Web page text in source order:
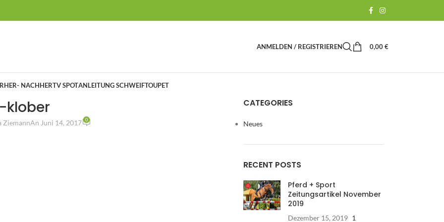
ANMELDEN / REGISTRIEREN 0,00€
NACHHERTV SPOTANLEITUNG SCHWEIFTOUPET
klober
ZiemannAn Juni 14, 2017 0
CATEGORIES
Neues
RECENT POSTS
Pferd + Sport
Zeitungsartikel November
2019
Dezember 15, 2019 1